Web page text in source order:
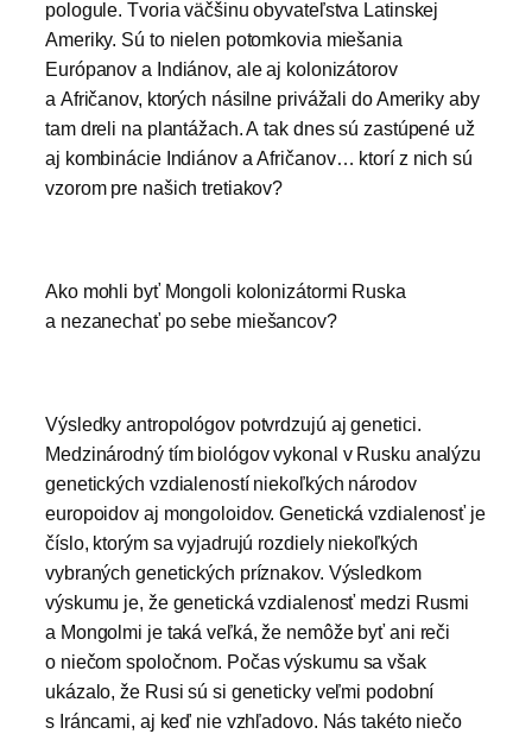
pologule. Tvoria väčšinu obyvateľstva Latinskej
Ameriky. Sú to nielen potomkovia miešania
Európanov a Indiánov, ale aj kolonizátorov
a Afričanov, ktorých násilne privážali do Ameriky aby
tam dreli na plantážach. A tak dnes sú zastúpené už
aj kombinácie Indiánov a Afričanov… ktorí z nich sú
vzorom pre našich tretiakov?
Ako mohli byť Mongoli kolonizátormi Ruska
a nezanechať po sebe miešancov?
Výsledky antropológov potvrdzujú aj genetici.
Medzinárodný tím biológov vykonal v Rusku analýzu
genetických vzdialeností niekoľkých národov
europoidov aj mongoloidov. Genetická vzdialenosť je
číslo, ktorým sa vyjadrujú rozdiely niekoľkých
vybraných genetických príznakov. Výsledkom
výskumu je, že genetická vzdialenosť medzi Rusmi
a Mongolmi je taká veľká, že nemôže byť ani reči
o niečom spoločnom. Počas výskumu sa však
ukázalo, že Rusi sú si geneticky veľmi podobní
s Iráncami, aj keď nie vzhľadovo. Nás takéto niečo